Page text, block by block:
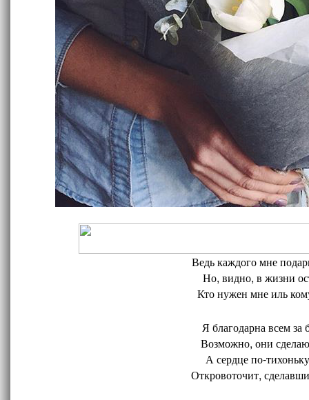
Ведь каждого мне
Но, видно, в жизни
Кто нужен мне иль
Я благодарна всем за
Возможно, они
А сердце по-
Откровоточит,